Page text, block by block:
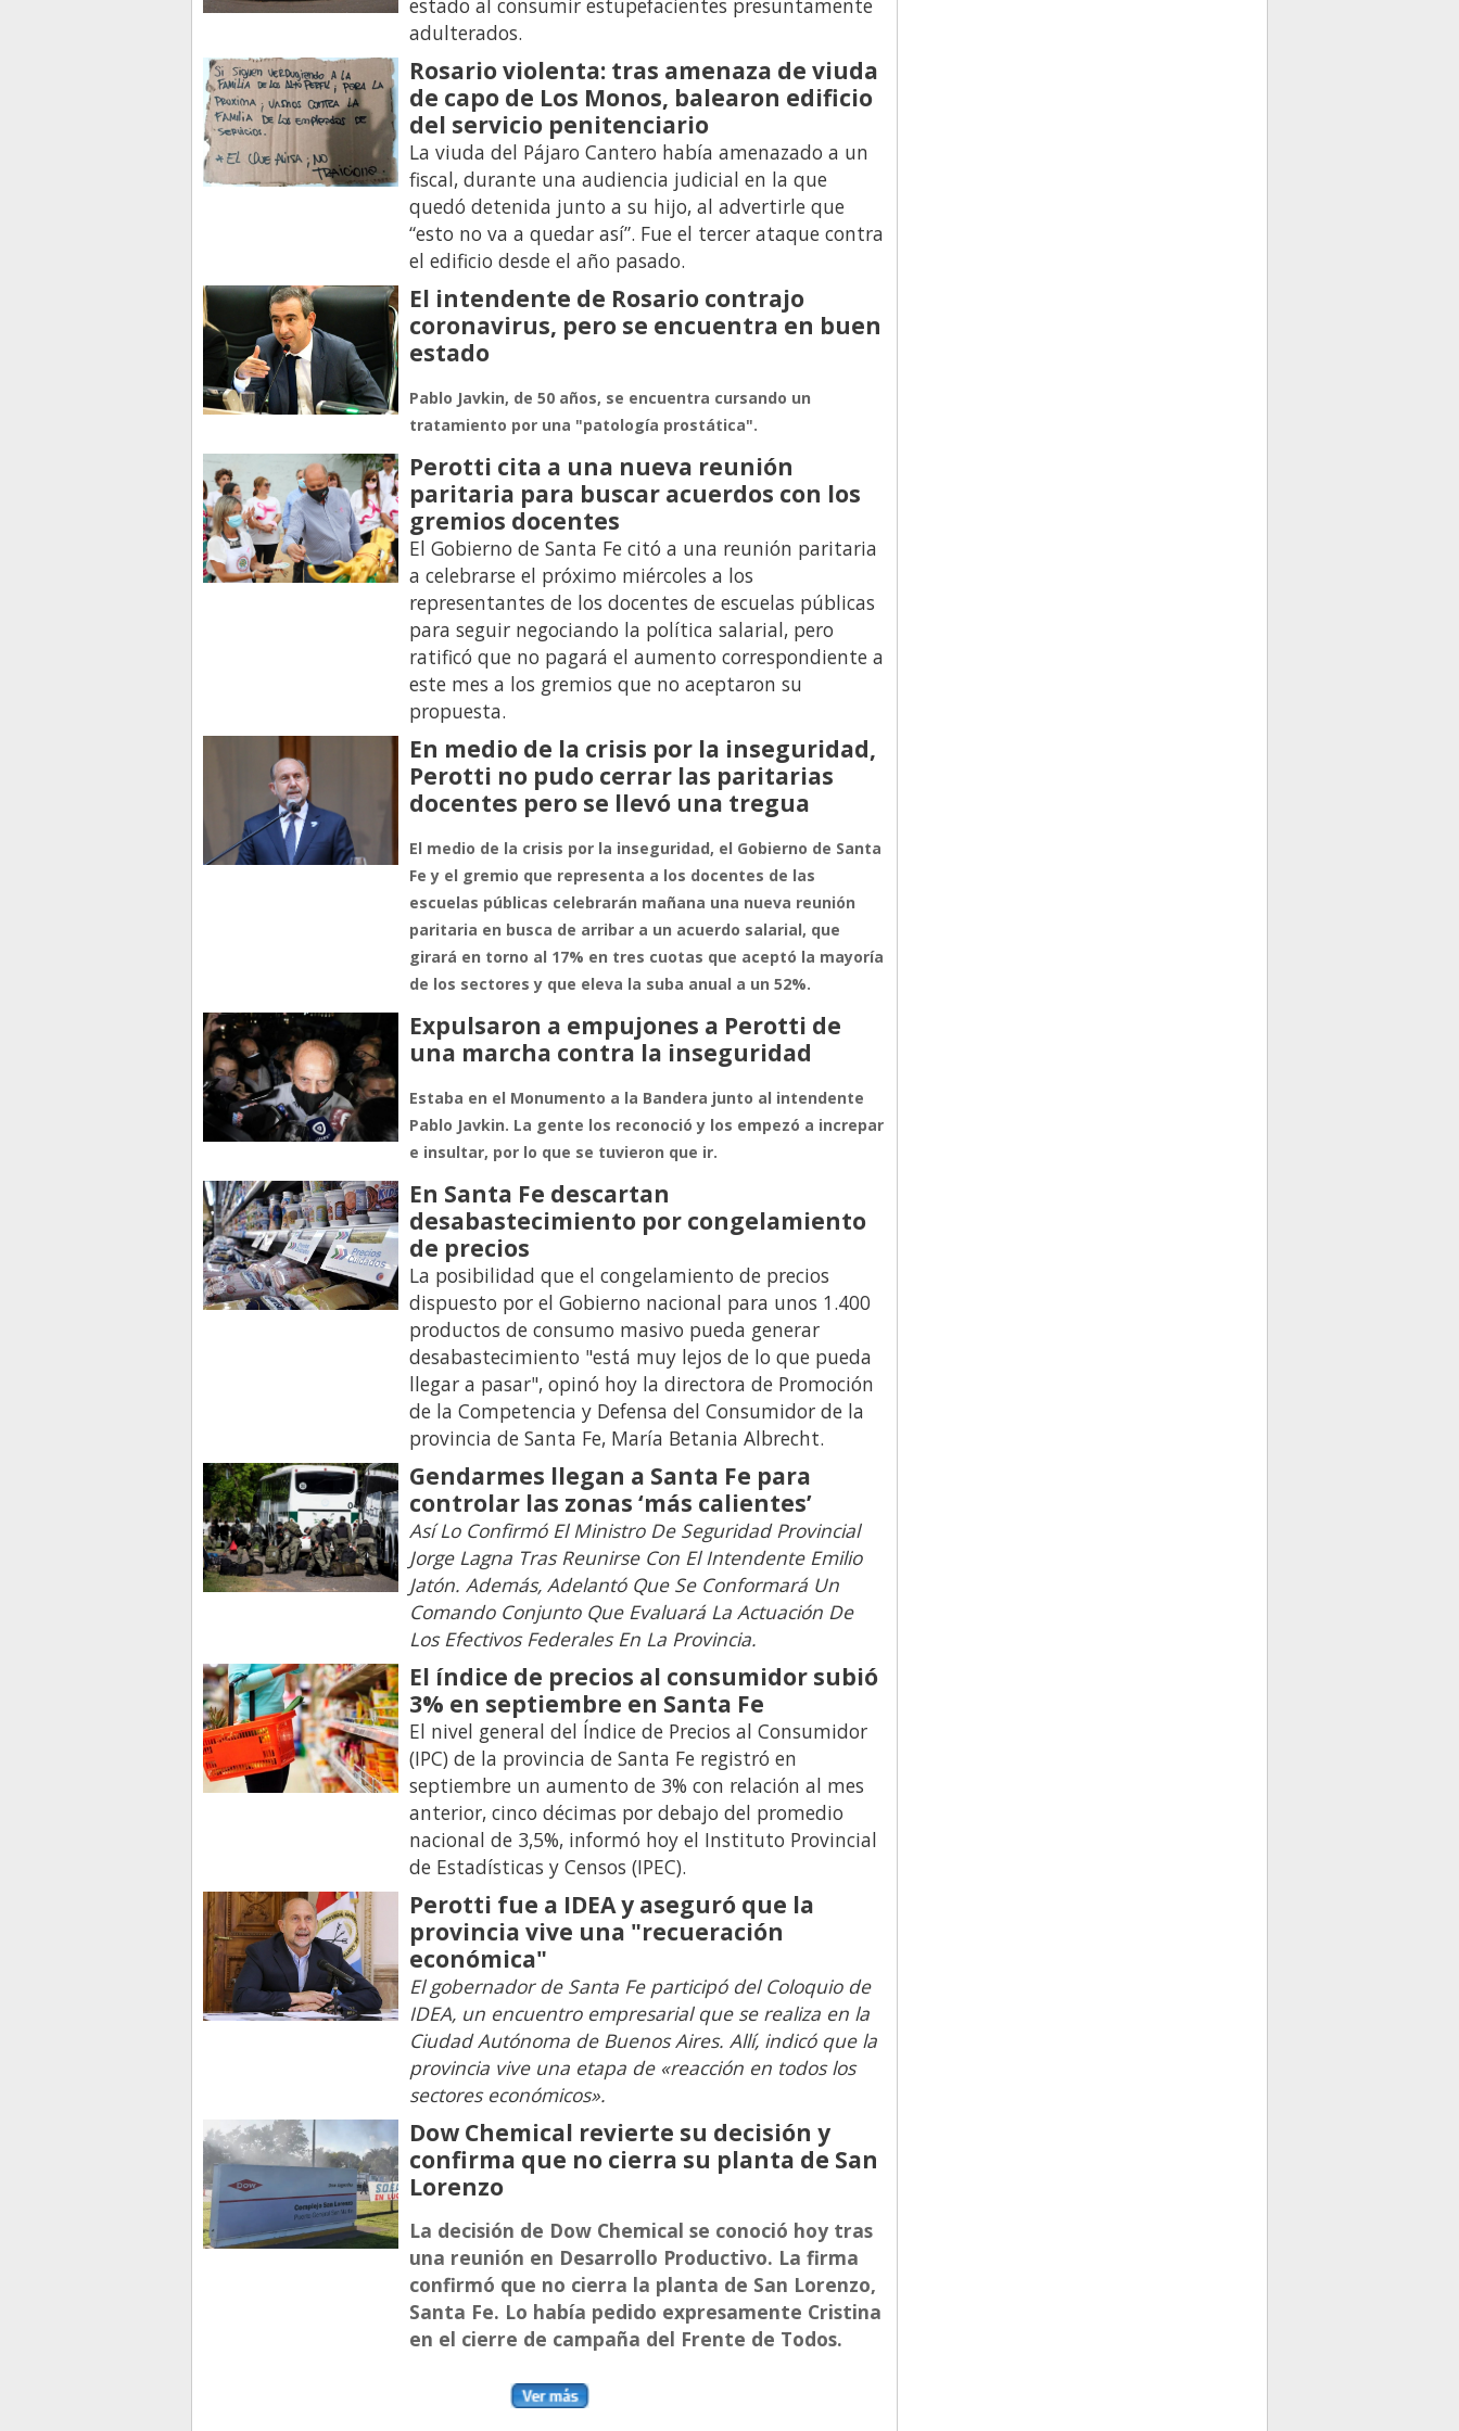
adulterados.
Rosario violenta: tras amenaza de viuda
de capo de Los Monos, balearon edificio
del servicio penitenciario
La viuda del Pájaro Cantero había amenazado a un
fiscal, durante una audiencia judicial en la que
quedó detenida junto a su hijo, al advertirle que
“esto no va a quedar así”. Fue el tercer ataque contra
el edificio desde el año pasado.
El intendente de Rosario contrajo
coronavirus, pero se encuentra en buen
estado
Pablo Javkin, de 50 años, se encuentra cursando un
tratamiento por una "patología prostática".
Perotti cita a una nueva reunión
paritaria para buscar acuerdos con los
gremios docentes
El Gobierno de Santa Fe citó a una reunión paritaria
a celebrarse el próximo miércoles a los
representantes de los docentes de escuelas públicas
para seguir negociando la política salarial, pero
ratificó que no pagará el aumento correspondiente a
este mes a los gremios que no aceptaron su
propuesta.
En medio de la crisis por la inseguridad,
Perotti no pudo cerrar las paritarias
docentes pero se llevó una tregua
El medio de la crisis por la inseguridad, el Gobierno de Santa
Fe y el gremio que representa a los docentes de las
escuelas públicas celebrarán mañana una nueva reunión
paritaria en busca de arribar a un acuerdo salarial, que
girará en torno al 17% en tres cuotas que aceptó la mayoría
de los sectores y que eleva la suba anual a un 52%.
Expulsaron a empujones a Perotti de
una marcha contra la inseguridad
Estaba en el Monumento a la Bandera junto al intendente
Pablo Javkin. La gente los reconoció y los empezó a increpar
e insultar, por lo que se tuvieron que ir.
En Santa Fe descartan
desabastecimiento por congelamiento
de precios
La posibilidad que el congelamiento de precios
dispuesto por el Gobierno nacional para unos 1.400
productos de consumo masivo pueda generar
desabastecimiento "está muy lejos de lo que pueda
llegar a pasar", opinó hoy la directora de Promoción
de la Competencia y Defensa del Consumidor de la
provincia de Santa Fe, María Betania Albrecht.
Gendarmes llegan a Santa Fe para
controlar las zonas ‘más calientes’
Así Lo Confirmó El Ministro De Seguridad Provincial
Jorge Lagna Tras Reunirse Con El Intendente Emilio
Jatón. Además, Adelantó Que Se Conformará Un
Comando Conjunto Que Evaluará La Actuación De
Los Efectivos Federales En La Provincia.
El índice de precios al consumidor subió
3% en septiembre en Santa Fe
El nivel general del Índice de Precios al Consumidor
(IPC) de la provincia de Santa Fe registró en
septiembre un aumento de 3% con relación al mes
anterior, cinco décimas por debajo del promedio
nacional de 3,5%, informó hoy el Instituto Provincial
de Estadísticas y Censos (IPEC).
Perotti fue a IDEA y aseguró que la
provincia vive una "recueración
económica"
El gobernador de Santa Fe participó del Coloquio de
IDEA, un encuentro empresarial que se realiza en la
Ciudad Autónoma de Buenos Aires. Allí, indicó que la
provincia vive una etapa de «reacción en todos los
sectores económicos».
Dow Chemical revierte su decisión y
confirma que no cierra su planta de San
Lorenzo
La decisión de Dow Chemical se conoció hoy tras
una reunión en Desarrollo Productivo. La firma
confirmó que no cierra la planta de San Lorenzo,
Santa Fe. Lo había pedido expresamente Cristina
en el cierre de campaña del Frente de Todos.